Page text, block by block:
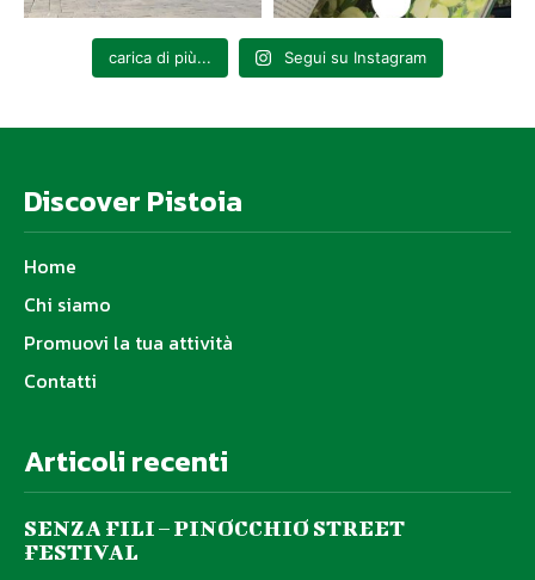
carica di più... Segui su Instagram
Discover Pistoia
Home
Chi siamo
Promuovi la tua attività
Contatti
Articoli recenti
SENZA FILI – PINOCCHIO STREET
FESTIVAL